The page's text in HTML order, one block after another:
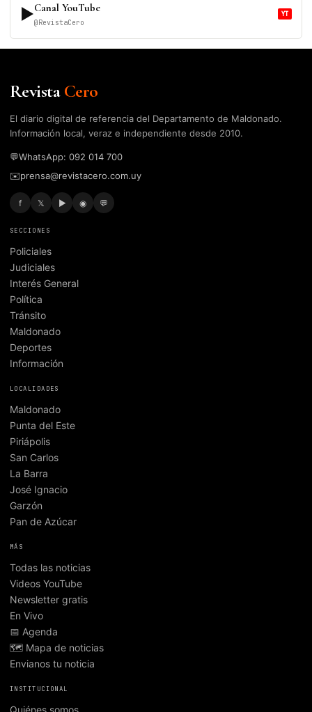
▶Canal YouTube
@RevistaCero
YT
RevistaCero
El diario digital de referencia del Departamento de Maldonado.
Información local, veraz e independiente desde 2010.
💬WhatsApp: 092 014 700
✉️prensa@revistacero.com.uy
f 𝕏 ▶ ◉ 💬
SECCIONES
Policiales
Judiciales
Interés General
Política
Tránsito
Maldonado
Deportes
Información
LOCALIDADES
Maldonado
Punta del Este
Piriápolis
San Carlos
La Barra
José Ignacio
Garzón
Pan de Azúcar
MÁS
Todas las noticias
Videos YouTube
Newsletter gratis
En Vivo
📅 Agenda
🗺️ Mapa de noticias
Envianos tu noticia
INSTITUCIONAL